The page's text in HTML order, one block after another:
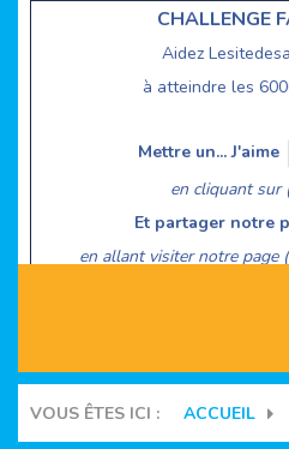
CHALLENGE
Aidez
à atteindre les
Mettre un... J'aime
en cliquant sur
Et partager notre
en allant visiter notre page
ASSOCIATIONS
VOUS ÊTES ICI : ACCUEIL